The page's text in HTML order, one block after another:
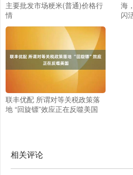
主要批发市场粳米(普通)价格行
情
海
闪
联丰优配 所谓对等关税政策落
地 “回旋镖”效应正在反噬美国
相关评论